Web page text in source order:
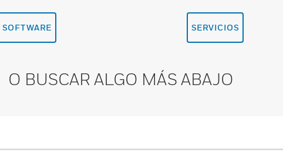
SOFTWARE SERVICIOS
O BUSCAR ALGO MÁS ABAJO